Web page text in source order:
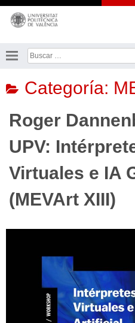
Saltar
contenido
Buscar:
Categoría:
Roger
UPV:
Virtuales e IA
(MEVArt XIII)